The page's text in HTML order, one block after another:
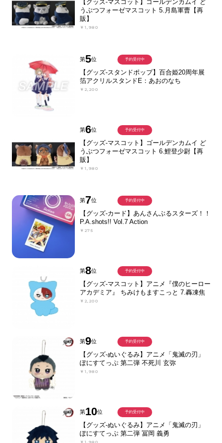
【グッズ-マスコット】ゴールデンカムイ ど
うぶつフォーゼマスコット 5.月島軍曹【再
販】
￥1,980
第5位
【グッズ-スタンドポップ】百合姫20周年展
箔アクリルスタンドE：あおのなち
￥2,200
予約受付中
第6位
【グッズ-マスコット】ゴールデンカムイ ど
うぶつフォーゼマスコット 6.鯉登少尉【再
販】
￥1,980
予約受付中
第7位
【グッズ-カード】あんさんぶるスターズ！！
P.A.shots!! Vol.7 Action
￥275
予約受付中
第8位
【グッズ-マスコット】アニメ『僕のヒーロー
アカデミア』 ちみけもますこっと 7.轟凍焦
￥2,200
予約受付中
第9位
【グッズ-ぬいぐるみ】アニメ「鬼滅の刃」
ぽにすてっぷ 第二弾 不死川 玄弥
￥1,980
予約受付中
第10位
【グッズ-ぬいぐるみ】アニメ「鬼滅の刃」
ぽにすてっぷ 第二弾 冨岡 義勇
予約受付中